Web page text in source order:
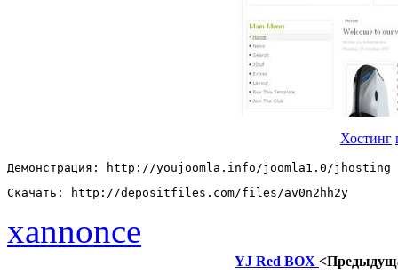
Хостинг
Демонстрация: http://youjoomla.info/joomla1.0/jhosting
Скачать: http://depositfiles.com/files/av0n2hh2y
xannonce
YJ Red BOX